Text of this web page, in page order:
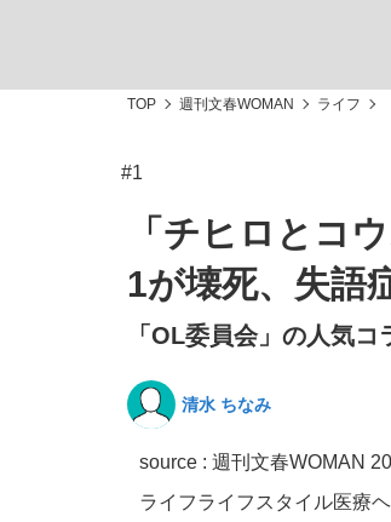
キングの誕生を、目撃
TOP 週刊文春WOMAN ライフ
#1
「チヒロとコ
1が壊死、失語
「OL委員会」の人気
清水 ちなみ
source : 週刊文春WOMAN
ライフライフスタイル医療